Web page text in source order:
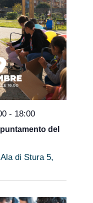
- 18:00
del
di Stura 5,